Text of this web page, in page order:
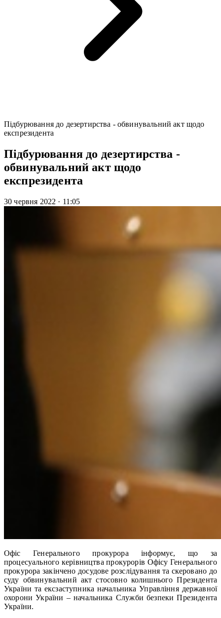
Підбурювання до дезертирства - обвинувальний акт щодо
експрезидента
Підбурювання до дезертирства -
обвинувальний акт щодо
експрезидента
30 червня 2022 · 11:05
Офіс Генерального прокурора інформує, що за
процесуального керівництва прокурорів Офісу Генерального
прокурора закінчено досудове розслідування та скеровано до
суду обвинувальний акт стосовно колишнього Президента
України та ексзаступника начальника Управління державної
охорони України – начальника Служби безпеки Президента
України.